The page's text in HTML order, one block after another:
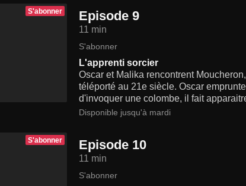
S'abonner Episode 9
11 min
S'abonner
L'apprenti sorcier
Oscar et Malika rencontrent
téléporté au 21e siècle. Oscar
d'invoquer une colombe, il fait
Disponible jusqu'à mardi
S'abonner Episode 10
11 min
S'abonner